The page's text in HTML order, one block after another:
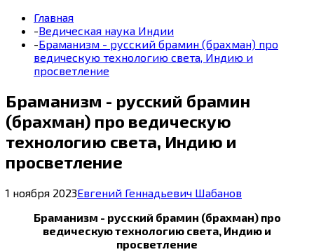
Главная
-Ведическая наука Индии
-Браманизм - русский брамин (брахман) про
ведическую технологию света, Индию и
просветление
Браманизм - русский брамин
(брахман) про ведическую
технологию света, Индию и
просветление
1 ноября 2023Евгений Геннадьевич Шабанов
Браманизм - русский брамин (брахман) про
ведическую технологию света, Индию и
просветление